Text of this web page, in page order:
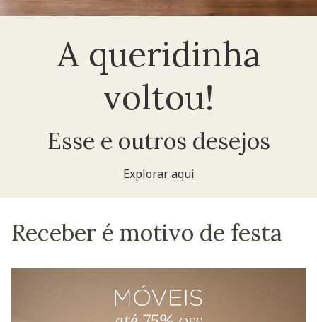
A queridinha
voltou!
Esse e outros desejos
Explorar aqui
Receber é motivo de festa